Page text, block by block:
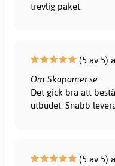
trevlig paket.
(5 av 5)
Om Skapamer.se:
Det gick bra att
utbudet. Snabb
(5 av 5)